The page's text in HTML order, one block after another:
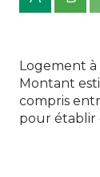
Logement
Montant
compris
pour établir